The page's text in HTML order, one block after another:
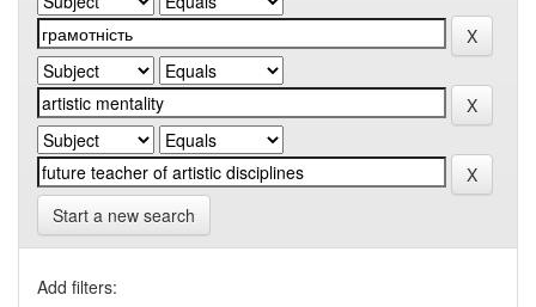
Start a new search
Add filters: